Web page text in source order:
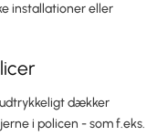
installationer eller
dækker
i policen - som f.eks.